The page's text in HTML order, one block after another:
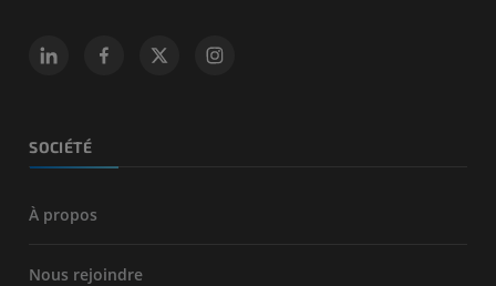
SOCIÉTÉ
À propos
Nous rejoindre